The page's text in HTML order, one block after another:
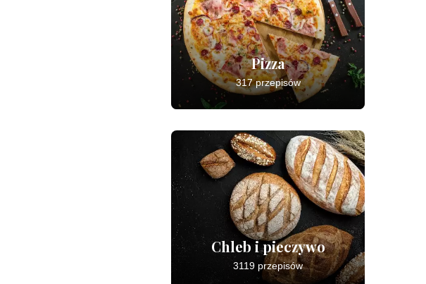
Pizza
317 przepisów
Chleb i pieczywo
3119 przepisów